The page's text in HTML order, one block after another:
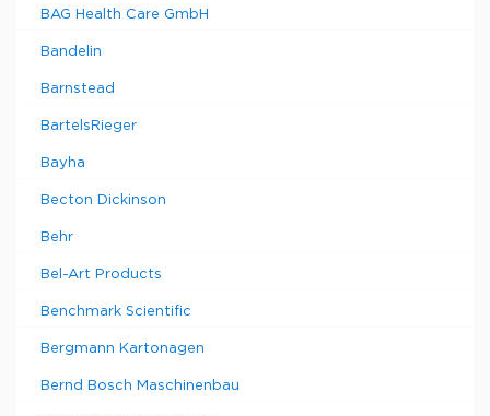
BAG Health Care GmbH
Bandelin
Barnstead
BartelsRieger
Bayha
Becton Dickinson
Behr
Bel-Art Products
Benchmark Scientific
Bergmann Kartonagen
Bernd Bosch Maschinenbau